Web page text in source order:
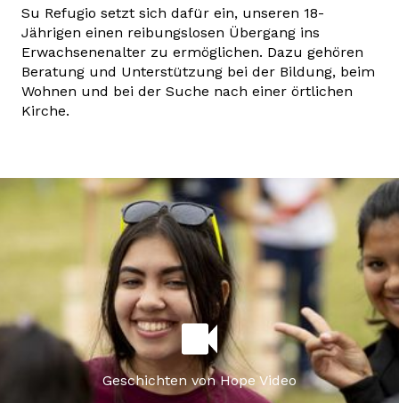
Su Refugio setzt sich dafür ein, unseren 18-
Jährigen einen reibungslosen Übergang ins
Erwachsenenalter zu ermöglichen. Dazu gehören
Beratung und Unterstützung bei der Bildung, beim
Wohnen und bei der Suche nach einer örtlichen
Kirche.
Geschichten von Hope Video